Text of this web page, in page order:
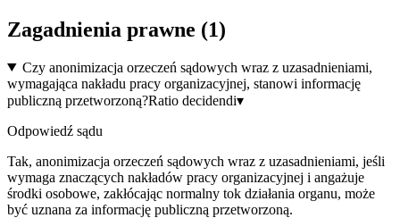
Zagadnienia prawne (1)
Czy anonimizacja orzeczeń sądowych wraz z uzasadnieniami,
wymagająca nakładu pracy organizacyjnej, stanowi informację
publiczną przetworzoną?Ratio decidendi▾
Odpowiedź sądu
Tak, anonimizacja orzeczeń sądowych wraz z uzasadnieniami, jeśli
wymaga znaczących nakładów pracy organizacyjnej i angażuje
środki osobowe, zakłócając normalny tok działania organu, może
być uznana za informację publiczną przetworzoną.